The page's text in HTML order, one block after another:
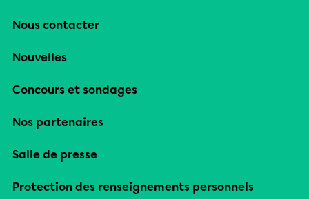
Nous contacter
Nouvelles
Concours et sondages
Nos partenaires
Salle de presse
Protection des renseignements personnels